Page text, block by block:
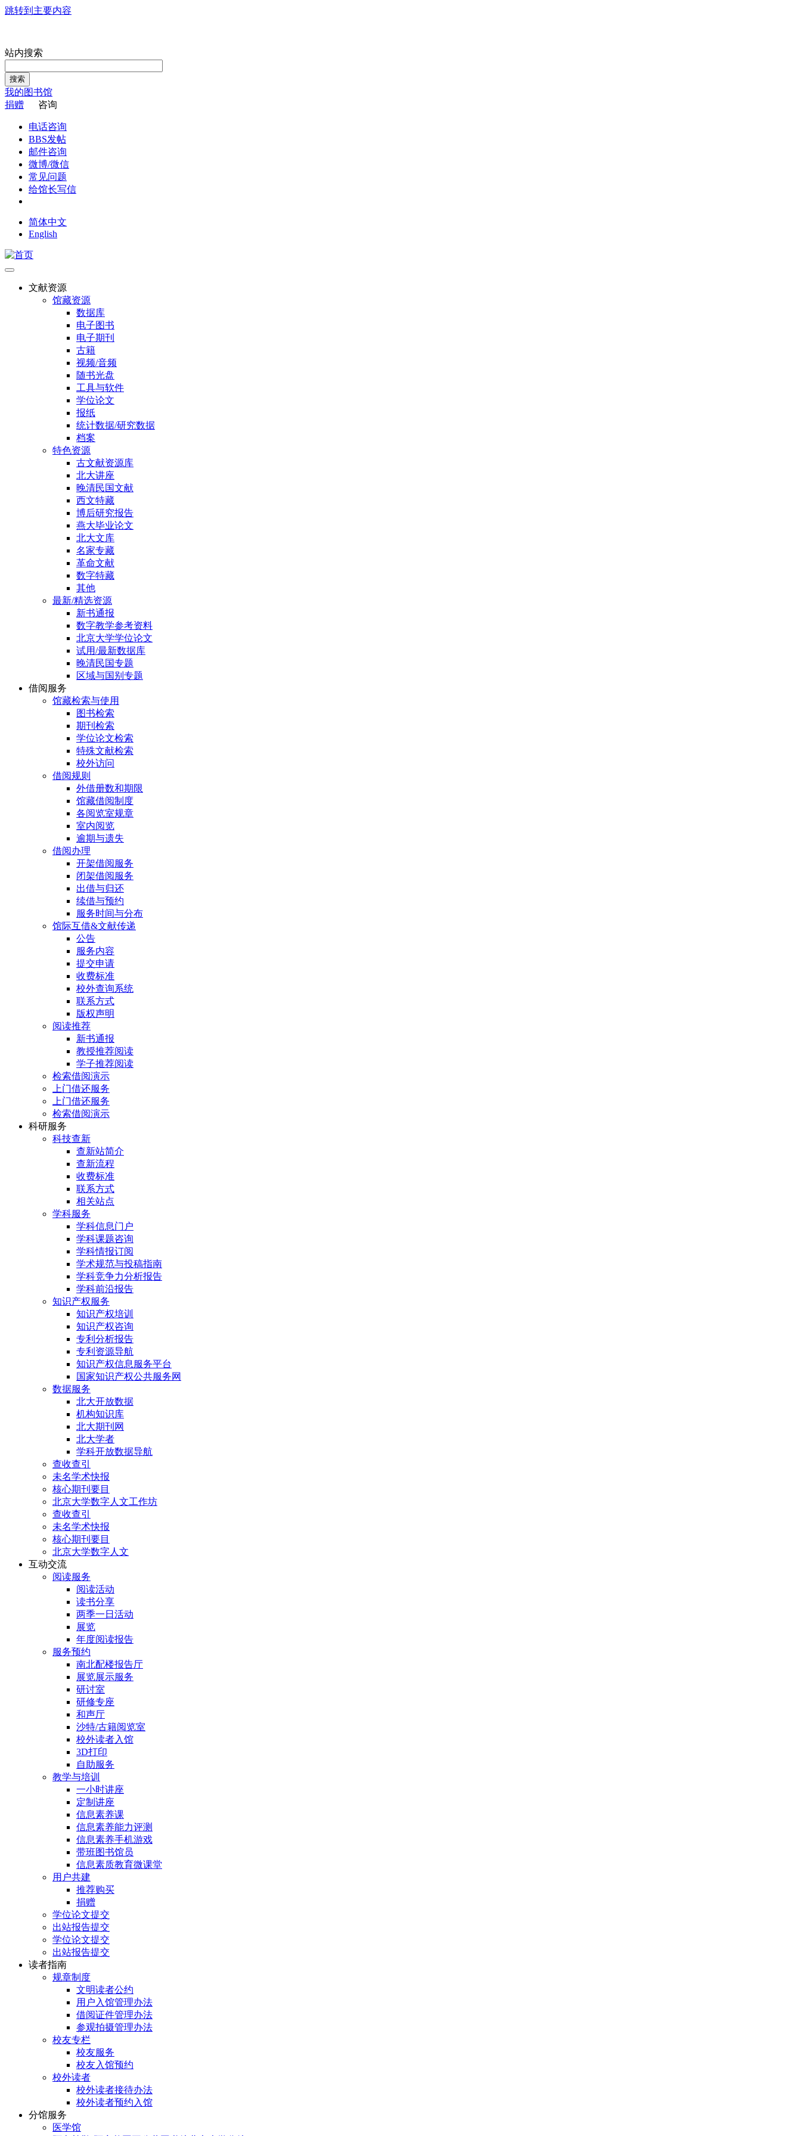
跳转到主要内容
站内搜索
搜索
我的图书馆
捐赠
咨询
电话咨询
BBS发帖
邮件咨询
微博/微信
常见问题
给馆长写信
简体中文
English
文献资源
馆藏资源
数据库
电子图书
电子期刊
古籍
视频/音频
随书光盘
工具与软件
学位论文
报纸
统计数据/研究数据
档案
特色资源
古文献资源库
北大讲座
晚清民国文献
西文特藏
博后研究报告
燕大毕业论文
北大文库
名家专藏
革命文献
数字特藏
其他
最新/精选资源
新书通报
数字教学参考资料
北京大学学位论文
试用/最新数据库
晚清民国专题
区域与国别专题
借阅服务
馆藏检索与使用
图书检索
期刊检索
学位论文检索
特殊文献检索
校外访问
借阅规则
外借册数和期限
馆藏借阅制度
各阅览室规章
室内阅览
逾期与遗失
借阅办理
开架借阅服务
闭架借阅服务
出借与归还
续借与预约
服务时间与分布
馆际互借&文献传递
公告
服务内容
提交申请
收费标准
校外查询系统
联系方式
版权声明
阅读推荐
新书通报
教授推荐阅读
学子推荐阅读
检索借阅演示
上门借还服务
上门借还服务
检索借阅演示
科研服务
科技查新
查新站简介
查新流程
收费标准
联系方式
相关站点
学科服务
学科信息门户
学科课题咨询
学科情报订阅
学术规范与投稿指南
学科竞争力分析报告
学科前沿报告
知识产权服务
知识产权培训
知识产权咨询
专利分析报告
专利资源导航
知识产权信息服务平台
国家知识产权公共服务网
数据服务
北大开放数据
机构知识库
北大期刊网
北大学者
学科开放数据导航
查收查引
未名学术快报
核心期刊要目
北京大学数字人文工作坊
查收查引
未名学术快报
核心期刊要目
北京大学数字人文
互动交流
阅读服务
阅读活动
读书分享
两季一日活动
展览
年度阅读报告
服务预约
南北配楼报告厅
展览展示服务
研讨室
研修专座
和声厅
沙特/古籍阅览室
校外读者入馆
3D打印
自助服务
教学与培训
一小时讲座
定制讲座
信息素养课
信息素养能力评测
信息素养手机游戏
带班图书馆员
信息素质教育微课堂
用户共建
推荐购买
捐赠
学位论文提交
出站报告提交
学位论文提交
出站报告提交
读者指南
规章制度
文明读者公约
用户入馆管理办法
借阅证件管理办法
参观拍摄管理办法
校友专栏
校友服务
校友入馆预约
校外读者
校外读者接待办法
校外读者预约入馆
分馆服务
医学馆